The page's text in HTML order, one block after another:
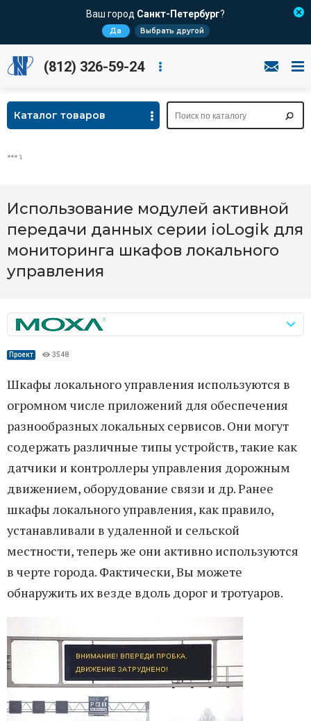
Ваш город Санкт-Петербург?
Да Выбрать другой
(812) 326-59-24
Каталог товаров
Использование модулей активной
передачи данных серии ioLogik для
мониторинга шкафов локального
управления
Проект 3548
Шкафы локального управления используются в
огромном числе приложений для обеспечения
разнообразных локальных сервисов. Они могут
содержать различные типы устройств, такие как
датчики и контроллеры управления дорожным
движением, оборудование связи и др. Ранее
шкафы локального управления, как правило,
устанавливали в удаленной и сельской
местности, теперь же они активно используются
в черте города. Фактически, Вы можете
обнаружить их везде вдоль дорог и тротуаров.